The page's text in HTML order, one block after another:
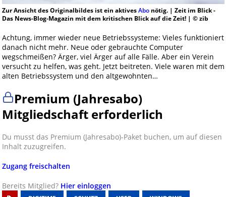
Zur Ansicht des Originalbildes ist ein aktivesAbonötig. | Zeit im Blick -
Das News-Blog-Magazin mit dem kritischen Blick auf die Zeit! | © zib
Achtung, immer wieder neue Betriebssysteme: Vieles funktioniert
danach nicht mehr. Neue oder gebrauchte Computer
wegschmeißen? Ärger, viel Ärger auf alle Fälle. Aber ein Verein
versucht zu helfen, was geht. Jetzt beitreten. Viele waren mit dem
alten Betriebssystem und den altgewohnten…
Premium (Jahresabo)
Mitgliedschaft erforderlich
Du musst das Premium (Jahresabo)-Paket buchen, um auf diesen
Inhalt zuzugreifen.
Zugang freischalten
Bereits Mitglied? Hier einloggen